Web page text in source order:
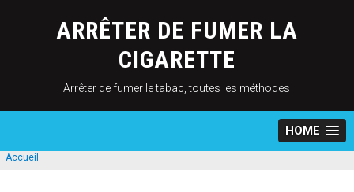
content
ARRÊTER DE FUMER LA
CIGARETTE
Arrêter de fumer le tabac, toutes les méthodes
HOME
Accueil